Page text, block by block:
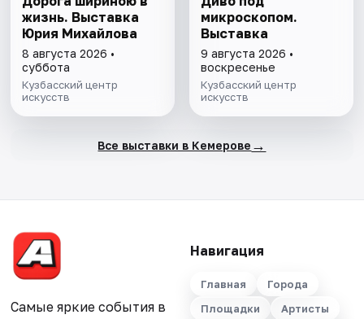
жизнь. Выставка
Юрия Михайлова
8 августа 2026 •
суббота
Кузбасский центр
искусств
микроскопом.
Выставка
9 августа 2026 •
воскресенье
Кузбасский центр
искусств
Все выставки в Кемерове →
Самые яркие события в
Навигация
Главная
Города
Площадки
Артисты